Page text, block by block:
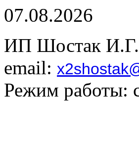
07.08.2026
ИП Шостак
email:
Режим работы: